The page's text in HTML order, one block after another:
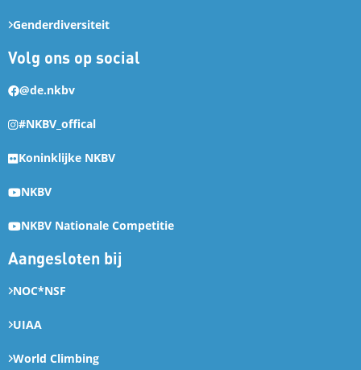
Genderdiversiteit
Volg ons op social
@de.nkbv
#NKBV_offical
Koninklijke NKBV
NKBV
NKBV Nationale Competitie
Aangesloten bij
NOC*NSF
UIAA
World Climbing